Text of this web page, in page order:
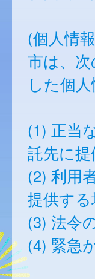
(個人情
市は、
した個
(1) 正当
託先に
(2) 利用
提供す
(3) 法令
(4) 緊急